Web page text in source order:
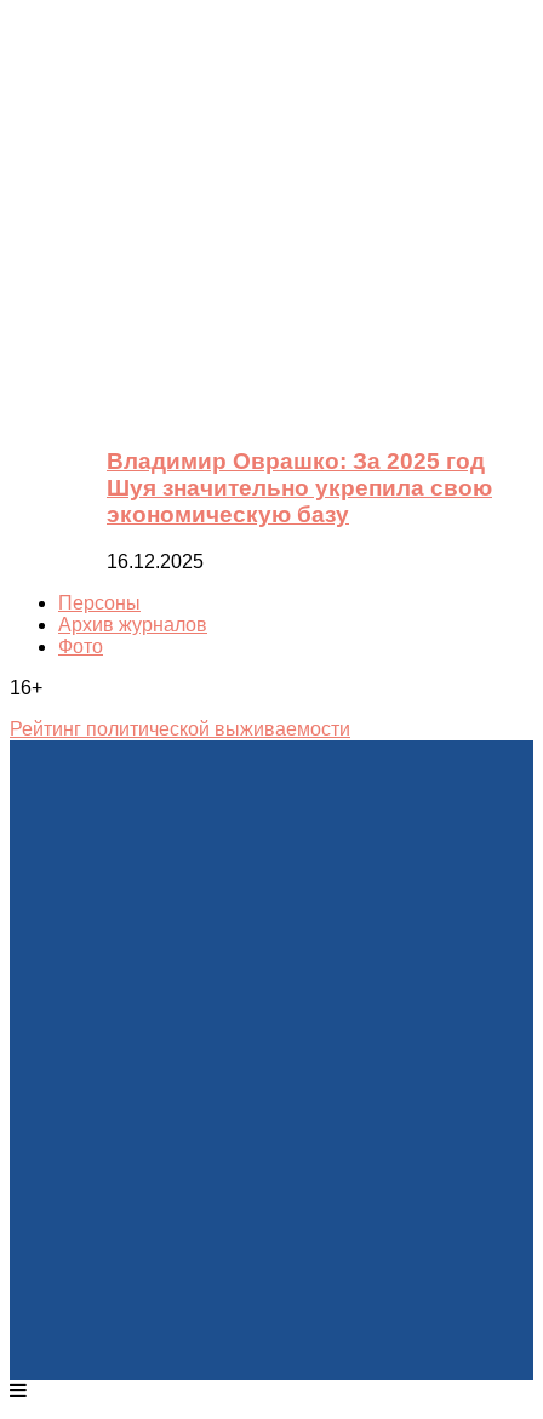
Владимир Оврашко: За 2025 год
Шуя значительно укрепила свою
экономическую базу
16.12.2025
Персоны
Архив журналов
Фото
16+
Рейтинг политической выживаемости